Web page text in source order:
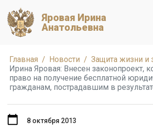
Яровая Ирина
Анатольевна
Главная Новости
Защита жизни и
Ирина Яровая: Внесен законопроект,
право на получение бесплатной
гражданам, пострадавшим в
8 октября 2013